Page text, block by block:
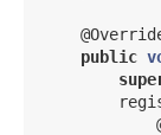
public